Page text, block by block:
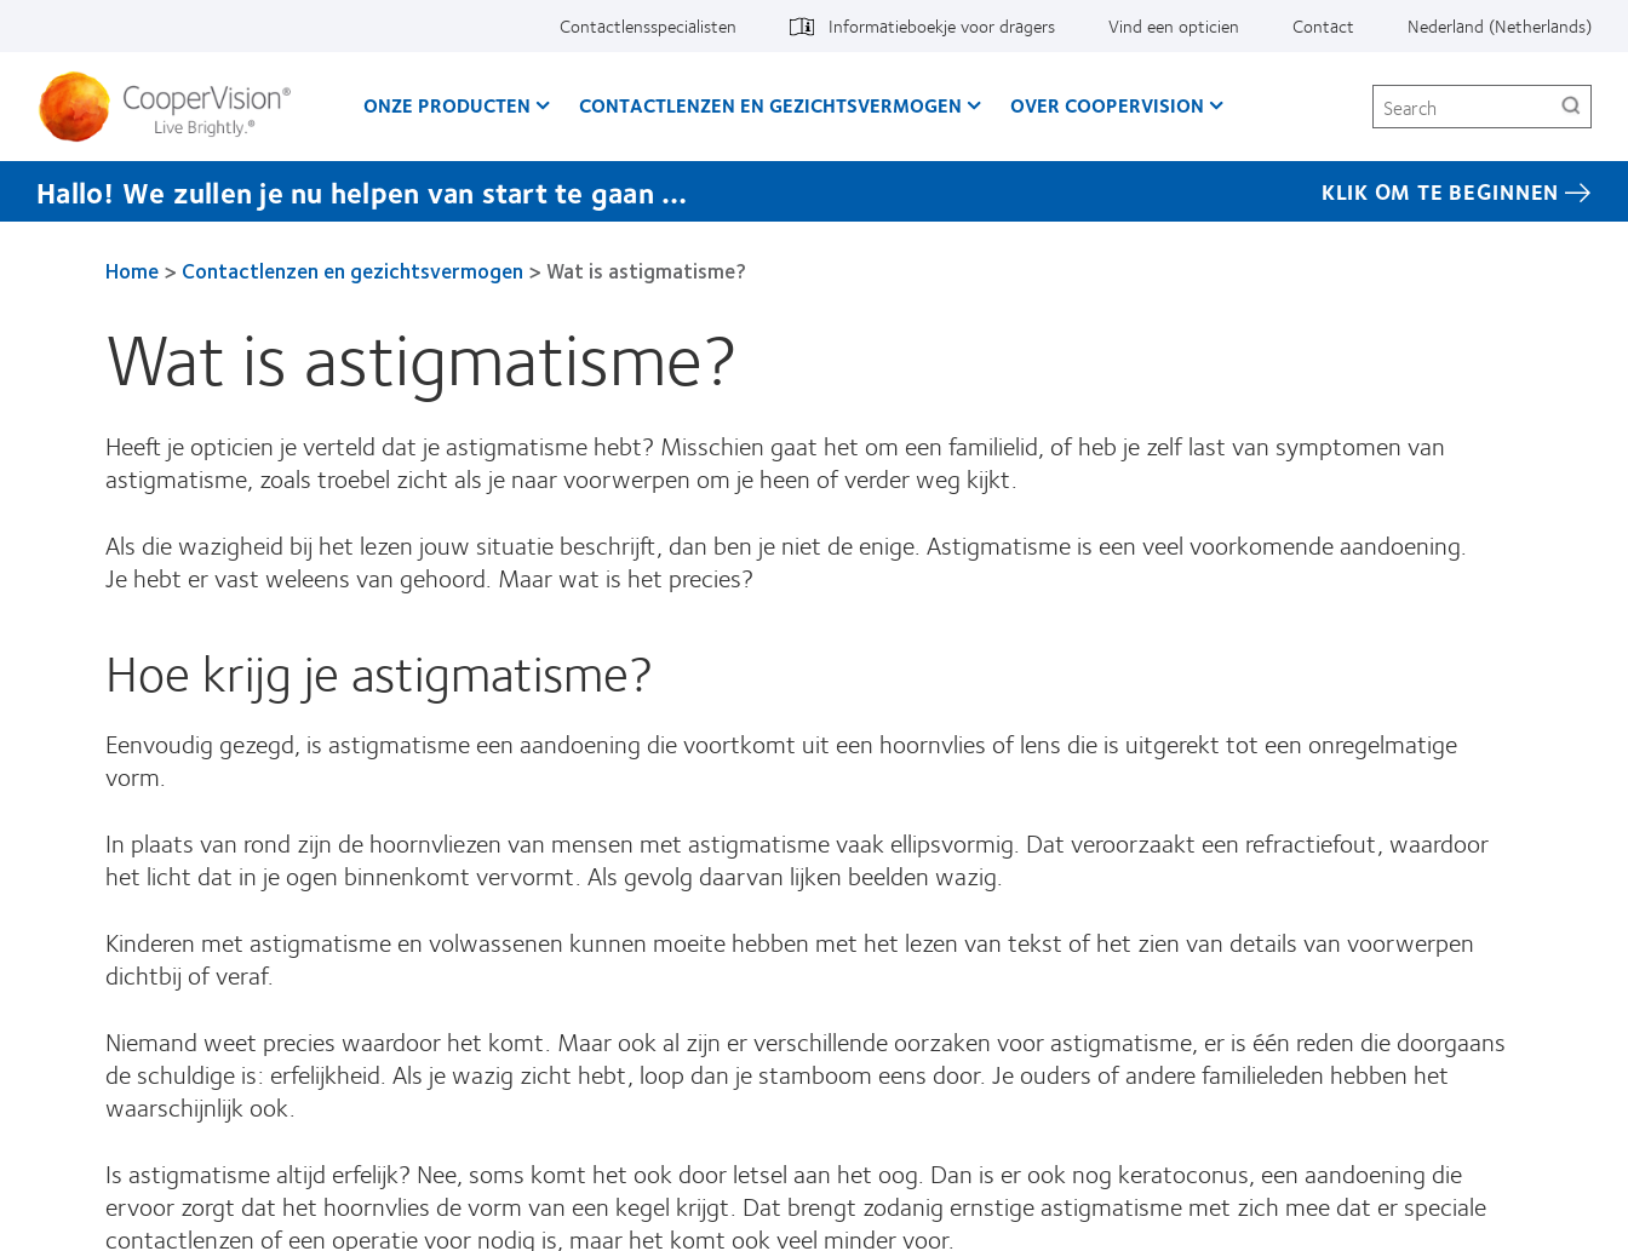
inhoud
Contactlensspecialisten Informatieboekje voor dragers Vind een opticien Contact Nederland (Netherlands)
ONZE PRODUCTEN CONTACTLENZEN EN GEZICHTSVERMOGEN OVER COOPERVISION Search
Hallo! We zullen je nu helpen van start te gaan … KLIK OM TE BEGINNEN
Home> Contactlenzen en gezichtsvermogen >Wat is astigmatisme?
Wat is astigmatisme?
Heeft je opticien je verteld dat je astigmatisme hebt? Misschien gaat het om een familielid, of heb je zelf last van symptomen van
astigmatisme, zoals troebel zicht als je naar voorwerpen om je heen of verder weg kijkt.
Als die wazigheid bij het lezen jouw situatie beschrijft, dan ben je niet de enige. Astigmatisme is een veel voorkomende aandoening.
Je hebt er vast weleens van gehoord. Maar wat is het precies?
Hoe krijg je astigmatisme?
Eenvoudig gezegd, is astigmatisme een aandoening die voortkomt uit een hoornvlies of lens die is uitgerekt tot een onregelmatige
vorm.
In plaats van rond zijn de hoornvliezen van mensen met astigmatisme vaak ellipsvormig. Dat veroorzaakt een refractiefout, waardoor
het licht dat in je ogen binnenkomt vervormt. Als gevolg daarvan lijken beelden wazig.
Kinderen met astigmatisme en volwassenen kunnen moeite hebben met het lezen van tekst of het zien van details van voorwerpen
dichtbij of veraf.
Niemand weet precies waardoor het komt. Maar ook al zijn er verschillende oorzaken voor astigmatisme, er is één reden die doorgaans
de schuldige is: erfelijkheid. Als je wazig zicht hebt, loop dan je stamboom eens door. Je ouders of andere familieleden hebben het
waarschijnlijk ook.
Is astigmatisme altijd erfelijk? Nee, soms komt het ook door letsel aan het oog. Dan is er ook nog keratoconus, een aandoening die
ervoor zorgt dat het hoornvlies de vorm van een kegel krijgt. Dat brengt zodanig ernstige astigmatisme met zich mee dat er speciale
contactlenzen of een operatie voor nodig is, maar het komt ook veel minder voor.